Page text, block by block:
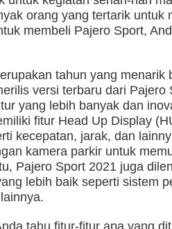
orang yang tertarik untuk
membeli Pajero Sport,
tahun yang menarik
versi terbaru dari Pajero
yang lebih banyak dan
fitur Head Up Display
kecepatan, jarak, dan
kamera parkir untuk
Pajero Sport 2021 juga
lebih baik seperti sistem
tahu fitur-fitur apa yang